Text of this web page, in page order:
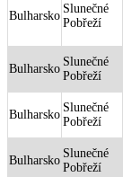
Bulharsko
Slunečné
Pobřeží
Bulharsko
Slunečné
Pobřeží
Bulharsko
Slunečné
Pobřeží
Bulharsko
Slunečné
Pobřeží